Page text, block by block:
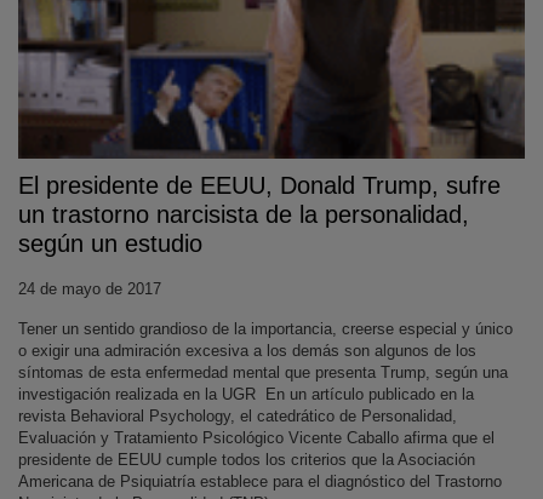
El presidente de EEUU, Donald Trump, sufre
un trastorno narcisista de la personalidad,
según un estudio
24 de mayo de 2017
Tener un sentido grandioso de la importancia, creerse especial y único
o exigir una admiración excesiva a los demás son algunos de los
síntomas de esta enfermedad mental que presenta Trump, según una
investigación realizada en la UGR En un artículo publicado en la
revista Behavioral Psychology, el catedrático de Personalidad,
Evaluación y Tratamiento Psicológico Vicente Caballo afirma que el
presidente de EEUU cumple todos los criterios que la Asociación
Americana de Psiquiatría establece para el diagnóstico del Trastorno